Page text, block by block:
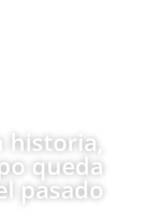
historia,
queda
pasado